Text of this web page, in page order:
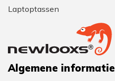
Laptoptassen
Algemene informatie